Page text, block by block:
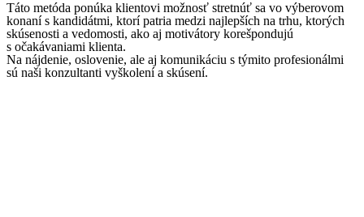
Táto metóda ponúka klientovi možnosť stretnúť sa vo výberovom
konaní s kandidátmi, ktorí patria medzi najlepších na trhu, ktorých
skúsenosti a vedomosti, ako aj motivátory korešpondujú
s očakávaniami klienta.
Na nájdenie, oslovenie, ale aj komunikáciu s týmito profesionálmi
sú naši konzultanti vyškolení a skúsení.